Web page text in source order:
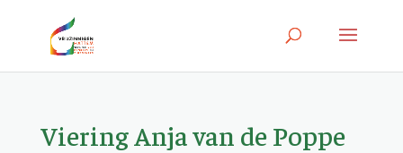
Viering Anja van de Poppe